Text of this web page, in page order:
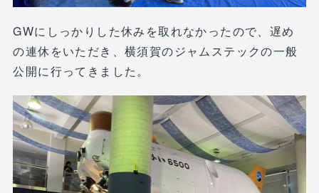
GWにしっかりした休みを取れなかったので、遅め
の連休をいただき、横須賀のジャムステックの一般
公開に行ってきました。